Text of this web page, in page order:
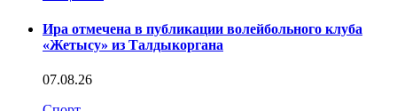
Ира отмечена в публикации волейбольного клуба
«Жетысу» из Талдыкоргана
07.08.26